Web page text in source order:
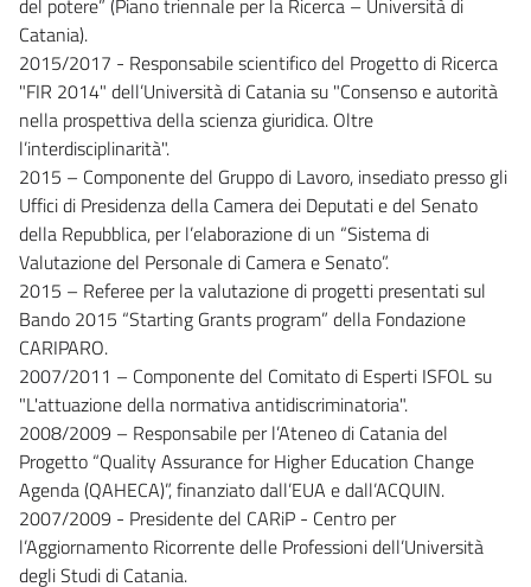
Catania).
2015/2017 - Responsabile scientifico del Progetto di Ricerca
"FIR 2014" dell’Università di Catania su "Consenso e autorità
nella prospettiva della scienza giuridica. Oltre
l’interdisciplinarità".
2015 – Componente del Gruppo di Lavoro, insediato presso gli
Uffici di Presidenza della Camera dei Deputati e del Senato
della Repubblica, per l’elaborazione di un “Sistema di
Valutazione del Personale di Camera e Senato”.
2015 – Referee per la valutazione di progetti presentati sul
Bando 2015 “Starting Grants program” della Fondazione
CARIPARO.
2007/2011 – Componente del Comitato di Esperti ISFOL su
"L'attuazione della normativa antidiscriminatoria".
2008/2009 – Responsabile per l’Ateneo di Catania del
Progetto “Quality Assurance for Higher Education Change
Agenda (QAHECA)”, finanziato dall’EUA e dall’ACQUIN.
2007/2009 - Presidente del CARiP - Centro per
l’Aggiornamento Ricorrente delle Professioni dell’Università
degli Studi di Catania.